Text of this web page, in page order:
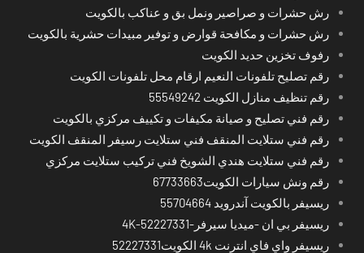
رش حشرات و صراصير ونمل بق و عناكب بالكويت
رش حشرات و مكافحة قوارض و توفير مبيدات حشرية بالكويت
رفوف تخزين حديد الكويت
رقم تصليح تلفونات النعيم ارقام محل تلفونات الكويت
رقم تنظيف منازل الكويت 55549242
رقم فني تصليح و صيانة مكيفات و تكييف مركزي بالكويت
رقم فني ستلايت المنقف فني ستلايت رسيفر المنقف الكويت
رقم فني ستلايت هندي الشويخ فني تركيب ستلايت مركزي
رقم ونش سيارات الكويت67733663
ريسيفر بالكويت آندرويد 55704664
ريسيفر بي ان -ميديا سيرفر-4K-52227331
ريسيفر واي فاي انترنت 4k الكويت52227331